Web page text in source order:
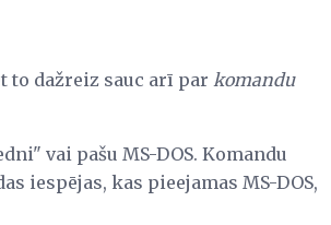
to dažreiz sauc arī par komandu
vai pašu MS-DOS. Komandu
iespējas, kas pieejamas MS-DOS,